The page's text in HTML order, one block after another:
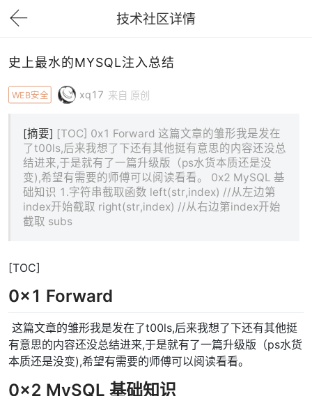
技术社区详情
下拉刷新
史上最水的MYSQL注入总结
WEB安全 xq17 来自 原创
[摘要] [TOC] 0x1 Forward ​ 这篇文章的雏形我是发在
了t00ls,后来我想了下还有其他挺有意思的内容还没总
结进来,于是就有了一篇升级版（ps水货本质还是没
变),希望有需要的师傅可以阅读看看。 0x2 MySQL 基
础知识 1.字符串截取函数 left(str,index) //从左边第
index开始截取 right(str,index) //从右边第index开始
截取 subs
[TOC]
0x1 Forward
​ 这篇文章的雏形我是发在了t00ls,后来我想了下还有其他挺
有意思的内容还没总结进来,于是就有了一篇升级版（ps水货
本质还是没变),希望有需要的师傅可以阅读看看。
0x2 MySQL 基础知识